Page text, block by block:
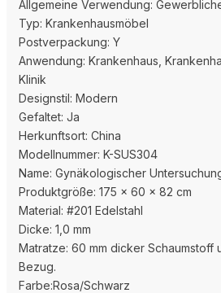
Allgemeine Verwendung:
Typ: Krankenhausmöbel
Postverpackung: Y
Anwendung: Krankenhaus,
Klinik
Designstil: Modern
Gefaltet: Ja
Herkunftsort: China
Modellnummer: K-SUS304
Name: Gynäkologischer
Produktgröße: 175 x 60 x 82 cm
Material: #201 Edelstahl
Dicke: 1,0 mm
Matratze: 60 mm dicker Schaumstoff
Bezug.
Farbe:Rosa/Schwarz